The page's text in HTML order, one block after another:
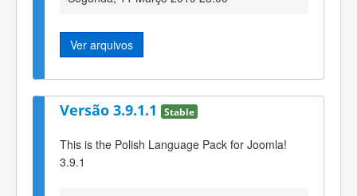
Ver arquivos
Versão 3.9.1.1 Stable
This is the Polish Language Pack for Joomla!
3.9.1